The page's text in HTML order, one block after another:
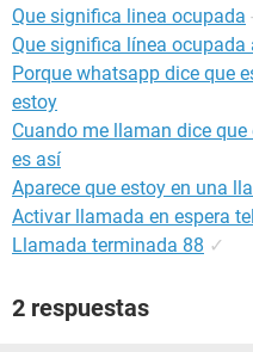
Que significa linea ocupada
Que significa línea ocupada
Porque whatsapp dice que
estoy
Cuando me llaman dice
es así
Aparece que estoy en una
Activar llamada en espera
Llamada terminada 88 ✓
2 respuestas